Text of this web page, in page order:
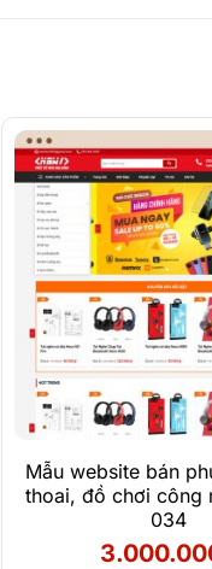
Chi Tiết
Mẫu website bán
thoai, đồ chơi công
034